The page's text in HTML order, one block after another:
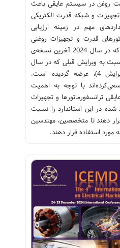
روغن در سیستم عایقی باعث
و شبکه قدرت الکتریکی
مهم در زمینه ارزیابی
قدرت و تجهیزات روغنی
استاندارد IEC 60422 است، که در سال 2024 آخرین نسخه‌ی
شده آن (ویرایش 5) نسبت به ویرایش قبلی که در سال
2013 منتشر شده بود (ویرایش 4)، عرضه گردیده است.
با توجه به اهمیت
ترانسفورماتورها و تجهیزات
شده در این استاندارد را نسبت
دهند تا متخصصین، مهندسین
مورد استفاده قرار دهند.